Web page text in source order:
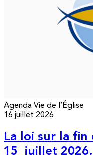
Agenda Vie de l’Église
16 juillet 2026
La loi sur la fin
15 juillet 2026.